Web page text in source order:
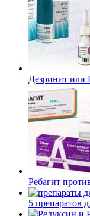
Дезринит или
Ребагит
5 препаратов